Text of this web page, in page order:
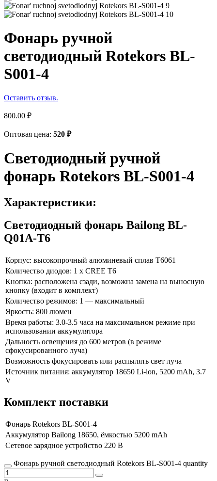
Фонарь ручной
светодиодный Rotekors BL-
S001-4
Оставить отзыв.
800.00 ₽
Оптовая цена: 520 ₽
Светодиодный ручной
фонарь Rotekors BL-S001-4
Характеристики:
Светодиодный фонарь Bailong BL-
Q01A-T6
Корпус: высокопрочный алюминевый сплав Т6061
Количество диодов: 1 х CREE T6
Кнопка: расположена сзади, возможна замена на выносную
кнопку (входит в комплект)
Количество режимов: 1 — максимальный
Яркость: 800 люмен
Время работы: 3.0-3.5 часа на максимальном режиме при
использовании аккумулятора
Дальность освещения до 600 метров (в режиме
сфокусированного луча)
Возможность фокусировать или распылять свет луча
Источник питания: аккумулятор 18650 Li-ion, 5200 mAh, 3.7
V
Комплект поставки
Фонарь Rotekors BL-S001-4
Аккумулятор Bailong 18650, ёмкостью 5200 mAh
Сетевое зарядное устройство 220 В
Фонарь ручной светодиодный Rotekors BL-S001-4 quantity